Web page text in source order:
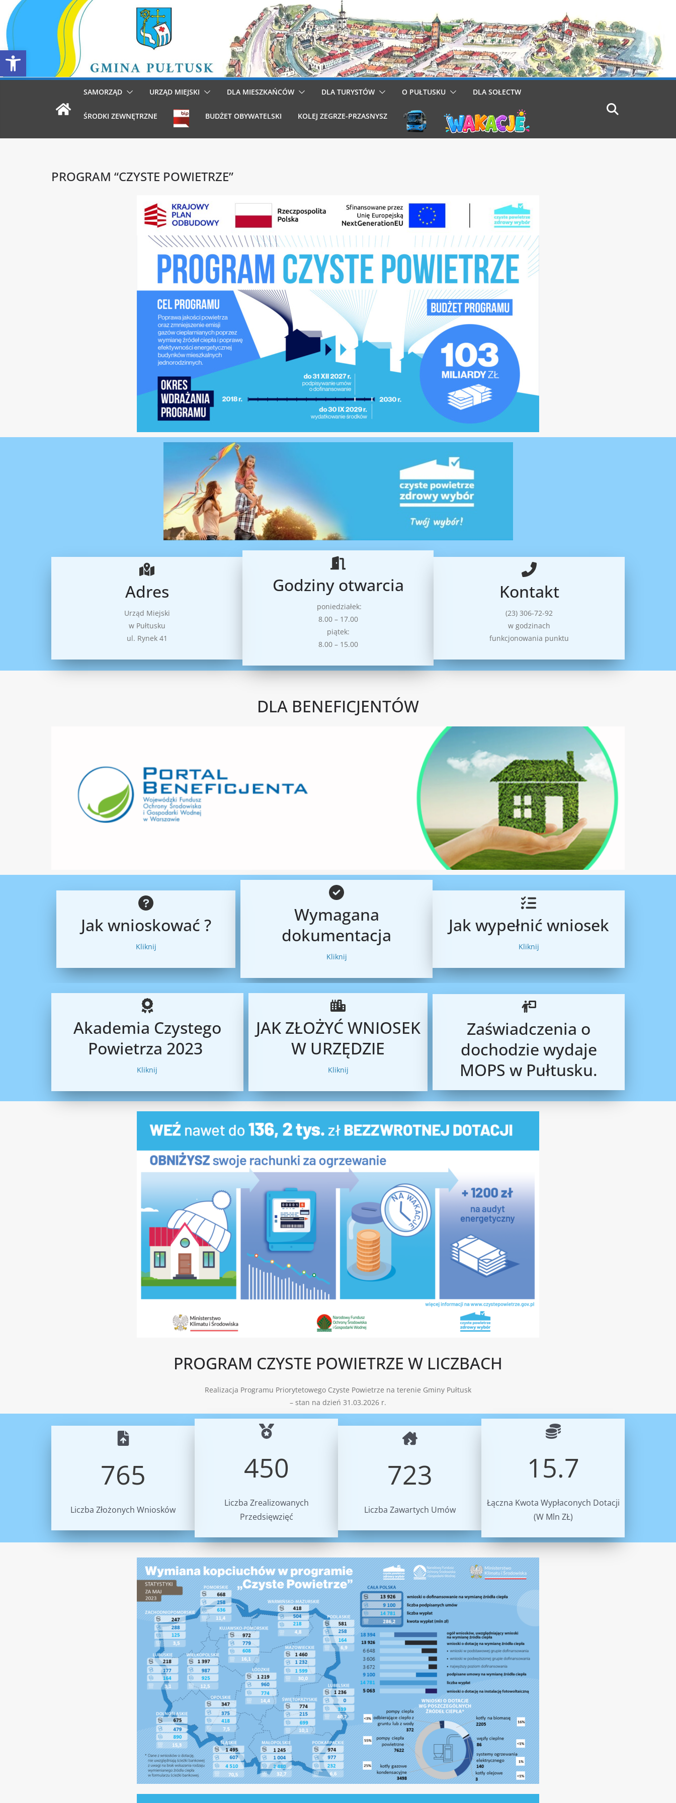
Otwórz pasek narzędzi
Przejdź
do
treści
SAMORZĄD URZĄD MIEJSKI DLA MIESZKAŃCÓW DLA TURYSTÓW O PUŁTUSKU DLA SOŁECTW
ŚRODKI ZEWNĘTRZNE BUDŻET OBYWATELSKI KOLEJ ZEGRZE-PRZASNYSZ
PROGRAM “CZYSTE POWIETRZE”
Adres
Urząd Miejski
w Pułtusku
ul. Rynek 41
Godziny otwarcia
poniedziałek:
8.00 – 17.00
piątek:
8.00 – 15.00
Kontakt
(23) 306-72-92
w godzinach
funkcjonowania punktu
DLA BENEFICJENTÓW
Jak wnioskować ?
Kliknij
Wymagana
dokumentacja
Kliknij
Jak wypełnić wniosek
Kliknij
Akademia Czystego
Powietrza 2023
Kliknij
JAK ZŁOŻYĆ WNIOSEK
W URZĘDZIE
Kliknij
Zaświadczenia o
dochodzie wydaje
MOPS w Pułtusku.
PROGRAM CZYSTE POWIETRZE W LICZBACH
Realizacja Programu Priorytetowego Czyste Powietrze na terenie Gminy Pułtusk
– stan na dzień 31.03.2026 r.
765
Liczba Złożonych Wniosków
450
Liczba Zrealizowanych
Przedsięwzięć
723
Liczba Zawartych Umów
15.7
Łączna Kwota Wypłaconych Dotacji
(W Mln ZŁ)